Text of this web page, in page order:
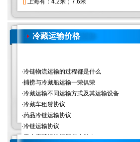
冷藏运输价格